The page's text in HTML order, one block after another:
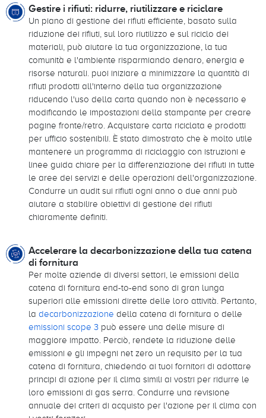
Gestire i rifiuti: ridurre, riutilizzare e riciclare
Un piano di gestione dei rifiuti efficiente, basato sulla
riduzione dei rifiuti, sul loro riutilizzo e sul riciclo dei
materiali, può aiutare la tua organizzazione, la tua
comunità e l'ambiente risparmiando denaro, energia e
risorse naturali. puoi iniziare a minimizzare la quantità di
rifiuti prodotti all'interno della tua organizzazione
riducendo l'uso della carta quando non è necessario e
modificando le impostazioni della stampante per creare
pagine fronte/retro. Acquistare carta riciclata e prodotti
per ufficio sostenibili. È stato dimostrato che è molto utile
mantenere un programma di riciclaggio con istruzioni e
linee guida chiare per la differenziazione dei rifiuti in tutte
le aree dei servizi e delle operazioni dell'organizzazione.
Condurre un audit sui rifiuti ogni anno o due anni può
aiutare a stabilire obiettivi di gestione dei rifiuti
chiaramente definiti.
Accelerare la decarbonizzazione della tua catena
di fornitura
Per molte aziende di diversi settori, le emissioni della
catena di fornitura end-to-end sono di gran lunga
superiori alle emissioni dirette delle loro attività. Pertanto,
la decarbonizzazione della catena di fornitura o delle
emissioni scope 3 può essere una delle misure di
maggiore impatto. Perciò, rendete la riduzione delle
emissioni e gli impegni net zero un requisito per la tua
catena di fornitura, chiedendo ai tuoi fornitori di adottare
principi di azione per il clima simili ai vostri per ridurre le
loro emissioni di gas serra. Condurre una revisione
annuale dei criteri di acquisto per l'azione per il clima con